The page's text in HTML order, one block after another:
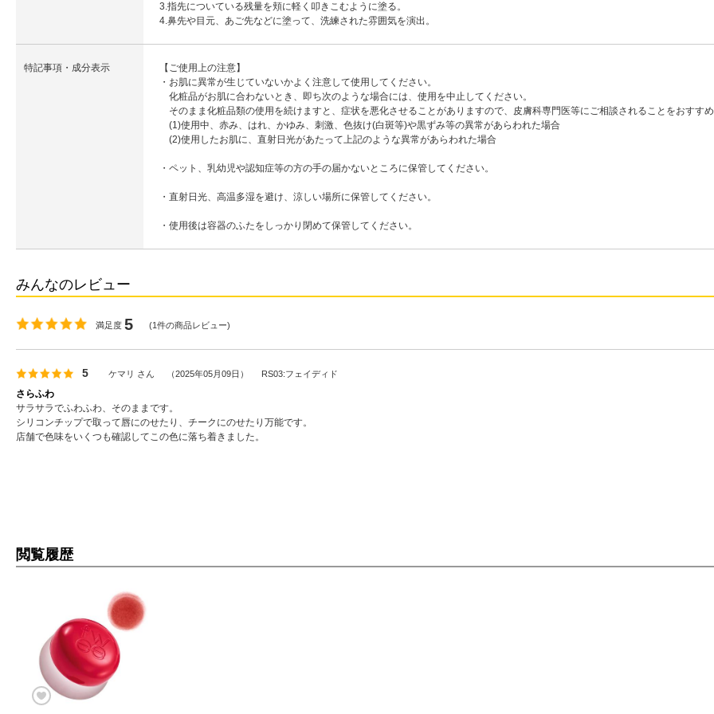
3.指先についている残量を頬に軽く叩きこむように塗る。
4.鼻先や目元、あご先などに塗って、洗練された雰囲気を演出。
特記事項・成分表示
【ご使用上の注意】
・お肌に異常が生じていないかよく注意して使用してください。
化粧品がお肌に合わないとき、即ち次のような場合には、使用を中止してください。
そのまま化粧品類の使用を続けますと、症状を悪化させることがありますので、皮膚科専門医等にご相談されることをおすすめ
(1)使用中、赤み、はれ、かゆみ、刺激、色抜け(白斑等)や黒ずみ等の異常があらわれた場合
(2)使用したお肌に、直射日光があたって上記のような異常があらわれた場合
・ペット、乳幼児や認知症等の方の手の届かないところに保管してください。
・直射日光、高温多湿を避け、涼しい場所に保管してください。
・使用後は容器のふたをしっかり閉めて保管してください。
みんなのレビュー
満足度 5 (1件の商品レビュー)
5 ケマリ さん （2025年05月09日 ） RS03:フェイディド
さらふわ
サラサラでふわふわ、そのままです。
シリコンチップで取って唇にのせたり、チークにのせたり万能です。
店舗で色味をいくつも確認してこの色に落ち着きました。
閲覧履歴